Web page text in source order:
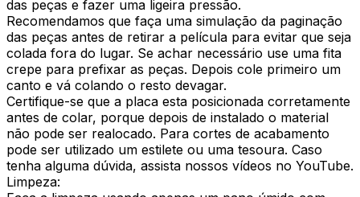
das peças e fazer uma ligeira pressão.
Recomendamos que faça uma simulação da paginação
das peças antes de retirar a película para evitar que seja
colada fora do lugar. Se achar necessário use uma fita
crepe para prefixar as peças. Depois cole primeiro um
canto e vá colando o resto devagar.
Certifique-se que a placa esta posicionada corretamente
antes de colar, porque depois de instalado o material
não pode ser realocado. Para cortes de acabamento
pode ser utilizado um estilete ou uma tesoura. Caso
tenha alguma dúvida, assista nossos vídeos no YouTube.
Limpeza: